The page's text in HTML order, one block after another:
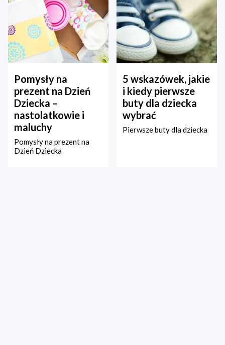
Pomysły na
prezent na Dzień
Dziecka –
nastolatkowie i
maluchy
Pomysły na prezent na
Dzień Dziecka
5 wskazówek, jakie
i kiedy pierwsze
buty dla dziecka
wybrać
Pierwsze buty dla dziecka